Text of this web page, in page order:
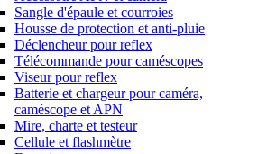
Sangle d'épaule et courroies
Housse de protection et anti-pluie
Déclencheur pour reflex
Télécommande pour caméscopes
Viseur pour reflex
Batterie et chargeur pour caméra,
caméscope et APN
Mire, charte et testeur
Cellule et flashmètre